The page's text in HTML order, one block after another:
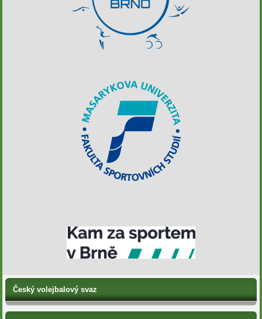
Český volejbalový svaz